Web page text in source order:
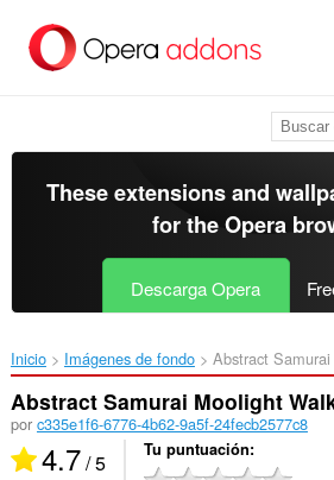
contenido
These extensions and
for theOpera
Descarga Opera
Inicio Imágenes de fondo Abstract
Abstract Samurai Moolight
por c335e1f6-6776-4b62-9a5f-24fecb2577c8
4.7/ 5 Tu puntuación